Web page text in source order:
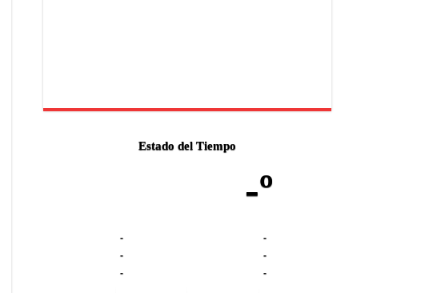
Estado del Tiempo
-º
-
-
-
-
-
-